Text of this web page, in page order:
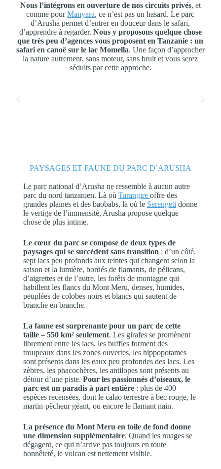
Nous l’intégrons en ouverture de nos circuits privés, et
comme pourManyara, ce n’est pas un hasard. Le parc
d’Arusha permet d’entrer en douceur dans le safari,
d’apprendre à regarder. Nous y proposons quelque chose
que très peu d’agences vous proposent en Tanzanie : un
safari en canoë sur le lac Momella. Une façon d’approcher
la nature autrement, sans moteur, sans bruit et vous serez
séduits par cette approche.
PAYSAGES ET FAUNE DU PARC D’ARUSHA
Le parc national d’Arusha ne ressemble à aucun autre
parc du nord tanzanien. Là où Tarangire offre des
grandes plaines et des baobabs, là où le Serengeti donne
le vertige de l’immensité, Arusha propose quelque
chose de plus intime.
Le cœur du parc se compose de deux types de
paysages qui se succèdent sans transition : d’un côté,
sept lacs peu profonds aux teintes qui changent selon la
saison et la lumière, bordés de flamants, de pélicans,
d’aigrettes et de l’autre, les forêts de montagne qui
habillent les flancs du Mont Meru, denses, humides,
peuplées de colobes noirs et blancs qui sautent de
branche en branche.
La faune est surprenante pour un parc de cette
taille – 550 km² seulement. Les girafes se promènent
librement entre les lacs, les buffles forment des
troupeaux dans les zones ouvertes, les hippopotames
sont présents dans les eaux peu profondes des lacs. Les
zèbres, les phacochères, les antilopes sont présents au
détour d’une piste. Pour les passionnés d’oiseaux, le
parc est un paradis à part entière : plus de 400
espèces recensées, dont le calao terrestre à bec rouge, le
martin-pêcheur géant, ou encore le flamant nain.
La présence du Mont Meru en toile de fond donne
une dimension supplémentaire. Quand les nuages se
dégagent, ce qui n’arrive pas toujours en toute
honnêteté, le volcan est nettement visible.